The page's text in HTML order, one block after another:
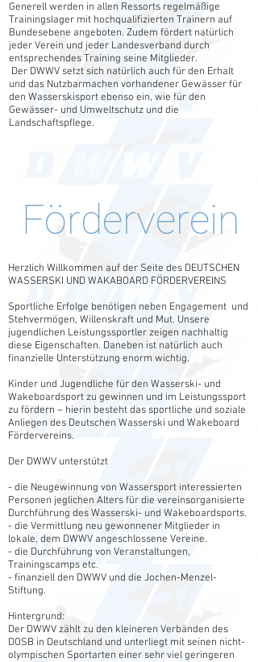
Förderverein
Herzlich Willkommen auf der Seite des DEUTSCHEN
WASSERSKI UND WAKABOARD FÖRDERVEREINS
Sportliche Erfolge benötigen neben Engagement und
Stehvermögen, Willenskraft und Mut. Unsere
jugendlichen Leistungssportler zeigen nachhaltig
diese Eigenschaften. Daneben ist natürlich auch
finanzielle Unterstützung enorm wichtig.
Kinder und Jugendliche für den Wasserski- und
Wakeboardsport zu gewinnen und im Leistungssport
zu fördern – hierin besteht das sportliche und soziale
Anliegen des Deutschen Wasserski und Wakeboard
Fördervereins.
Der DWWV unterstützt
- die Neugewinnung von Wassersport interessierten
Personen jeglichen Alters für die vereinsorganisierte
Durchführung des Wasserski- und Wakeboardsports.
- die Vermittlung neu gewonnener Mitglieder in
lokale, dem DWWV angeschlossene Vereine.
- die Durchführung von Veranstaltungen,
Trainingscamps etc.
- finanziell den DWWV und die Jochen-Menzel-
Stiftung.
Hintergrund:
Der DWWV zählt zu den kleineren Verbänden des
DOSB in Deutschland und unterliegt mit seinen nicht-
olympischen Sportarten einer sehr viel geringeren
Generell werden in allen Ressorts regelmäßige
Trainingslager mit hochqualifizierten Trainern auf
Bundesebene angeboten. Zudem fördert natürlich
jeder Verein und jeder Landesverband durch
entsprechendes Training seine Mitglieder.
Der DWWV setzt sich natürlich auch für den Erhalt
und das Nutzbarmachen vorhandener Gewässer für
den Wasserskisport ebenso ein, wie für den
Gewässer- und Umweltschutz und die
Landschaftspflege.